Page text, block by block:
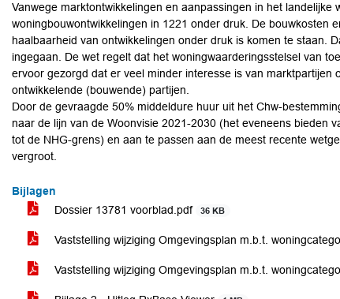
Vanwege marktontwikkelingen en aanpassingen in het landelijke
woningbouwontwikkelingen in 1221 onder druk. De bouwkosten
haalbaarheid van ontwikkelingen onder druk is komen te staan.
ingegaan. De wet regelt dat het woningwaarderingsstelsel van
ervoor gezorgd dat er veel minder interesse is van marktpartijen
ontwikkelende (bouwende) partijen.
Door de gevraagde 50% middeldure huur uit het Chw-
naar de lijn van de Woonvisie 2021-2030 (het eveneens bieden
tot de NHG-grens) en aan te passen aan de meest recente
vergroot.
Bijlagen
Dossier 13781 voorblad.pdf
36 KB
Vaststelling wijziging Omgevingsplan m.b.t.
Vaststelling wijziging Omgevingsplan m.b.t.